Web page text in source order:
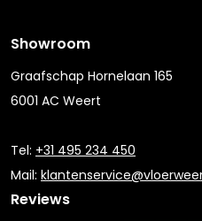
Showroom
Graafschap Hornelaan 165
6001 AC Weert
Tel: +31 495 234 450
Mail:
Reviews